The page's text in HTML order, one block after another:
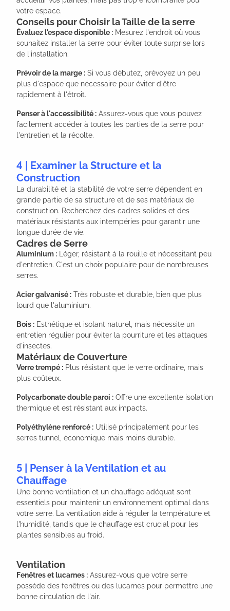
votre espace.
Conseils pour Choisir la Taille de la serre
Évaluez l'espace disponible : Mesurez l'endroit où vous
souhaitez installer la serre pour éviter toute surprise lors
de l'installation.
Prévoir de la marge : Si vous débutez, prévoyez un peu
plus d'espace que nécessaire pour éviter d'être
rapidement à l'étroit.
Penser à l'accessibilité : Assurez-vous que vous pouvez
facilement accéder à toutes les parties de la serre pour
l'entretien et la récolte.
4 | Examiner la Structure et la
Construction
La durabilité et la stabilité de votre serre dépendent en
grande partie de sa structure et de ses matériaux de
construction. Recherchez des cadres solides et des
matériaux résistants aux intempéries pour garantir une
longue durée de vie.
Cadres de Serre
Aluminium : Léger, résistant à la rouille et nécessitant peu
d'entretien. C'est un choix populaire pour de nombreuses
serres.
Acier galvanisé : Très robuste et durable, bien que plus
lourd que l'aluminium.
Bois : Esthétique et isolant naturel, mais nécessite un
entretien régulier pour éviter la pourriture et les attaques
d'insectes.
Matériaux de Couverture
Verre trempé : Plus résistant que le verre ordinaire, mais
plus coûteux.
Polycarbonate double paroi : Offre une excellente isolation
thermique et est résistant aux impacts.
Polyéthylène renforcé : Utilisé principalement pour les
serres tunnel, économique mais moins durable.
5 | Penser à la Ventilation et au
Chauffage
Une bonne ventilation et un chauffage adéquat sont
essentiels pour maintenir un environnement optimal dans
votre serre. La ventilation aide à réguler la température et
l'humidité, tandis que le chauffage est crucial pour les
plantes sensibles au froid.
Ventilation
Fenêtres et lucarnes : Assurez-vous que votre serre
possède des fenêtres ou des lucarnes pour permettre une
bonne circulation de l'air.